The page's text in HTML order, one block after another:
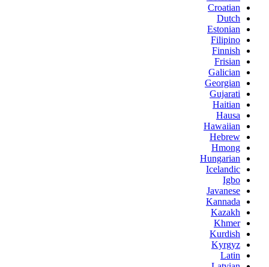
Croatian
Dutch
Estonian
Filipino
Finnish
Frisian
Galician
Georgian
Gujarati
Haitian
Hausa
Hawaiian
Hebrew
Hmong
Hungarian
Icelandic
Igbo
Javanese
Kannada
Kazakh
Khmer
Kurdish
Kyrgyz
Latin